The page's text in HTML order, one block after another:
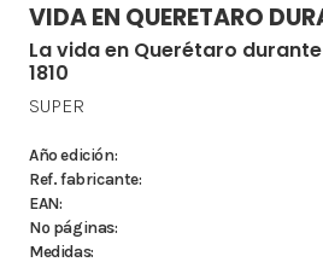
VIDA EN QUERETARO
La vida en Querétaro durante
1810
SUPER
Año edición:
Ref. fabricante:
EAN:
Nº páginas:
Medidas: